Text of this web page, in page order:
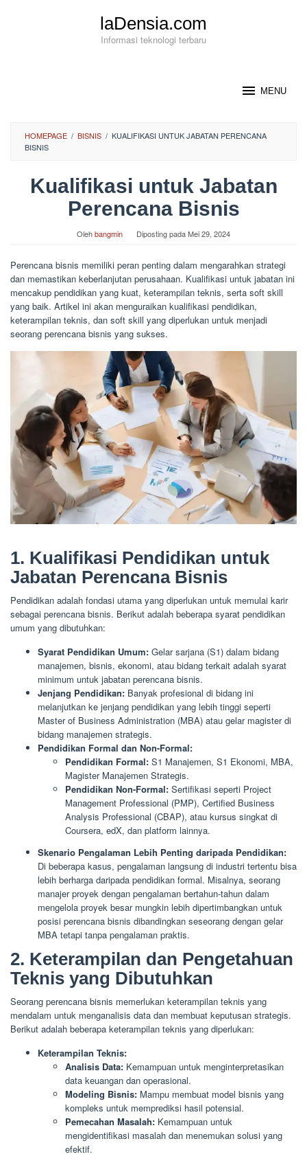
laDensia.com
Informasi teknologi terbaru
MENU
HOMEPAGE / BISNIS / KUALIFIKASI UNTUK JABATAN PERENCANA
BISNIS
Kualifikasi untuk Jabatan
Perencana Bisnis
Olehbangmin Diposting padaMei 29, 2024
Perencana bisnis memiliki peran penting dalam mengarahkan strategi
dan memastikan keberlanjutan perusahaan. Kualifikasi untuk jabatan ini
mencakup pendidikan yang kuat, keterampilan teknis, serta soft skill
yang baik. Artikel ini akan menguraikan kualifikasi pendidikan,
keterampilan teknis, dan soft skill yang diperlukan untuk menjadi
seorang perencana bisnis yang sukses.
1. Kualifikasi Pendidikan untuk
Jabatan Perencana Bisnis
Pendidikan adalah fondasi utama yang diperlukan untuk memulai karir
sebagai perencana bisnis. Berikut adalah beberapa syarat pendidikan
umum yang dibutuhkan:
Syarat Pendidikan Umum: Gelar sarjana (S1) dalam bidang
manajemen, bisnis, ekonomi, atau bidang terkait adalah syarat
minimum untuk jabatan perencana bisnis.
Jenjang Pendidikan: Banyak profesional di bidang ini
melanjutkan ke jenjang pendidikan yang lebih tinggi seperti
Master of Business Administration (MBA) atau gelar magister di
bidang manajemen strategis.
Pendidikan Formal dan Non-Formal:
Pendidikan Formal: S1 Manajemen, S1 Ekonomi, MBA,
Magister Manajemen Strategis.
Pendidikan Non-Formal: Sertifikasi seperti Project
Management Professional (PMP), Certified Business
Analysis Professional (CBAP), atau kursus singkat di
Coursera, edX, dan platform lainnya.
Skenario Pengalaman Lebih Penting daripada Pendidikan:
Di beberapa kasus, pengalaman langsung di industri tertentu bisa
lebih berharga daripada pendidikan formal. Misalnya, seorang
manajer proyek dengan pengalaman bertahun-tahun dalam
mengelola proyek besar mungkin lebih dipertimbangkan untuk
posisi perencana bisnis dibandingkan seseorang dengan gelar
MBA tetapi tanpa pengalaman praktis.
2. Keterampilan dan Pengetahuan
Teknis yang Dibutuhkan
Seorang perencana bisnis memerlukan keterampilan teknis yang
mendalam untuk menganalisis data dan membuat keputusan strategis.
Berikut adalah beberapa keterampilan teknis yang diperlukan:
Keterampilan Teknis:
Analisis Data: Kemampuan untuk menginterpretasikan
data keuangan dan operasional.
Modeling Bisnis: Mampu membuat model bisnis yang
kompleks untuk memprediksi hasil potensial.
Pemecahan Masalah: Kemampuan untuk
mengidentifikasi masalah dan menemukan solusi yang
efektif.